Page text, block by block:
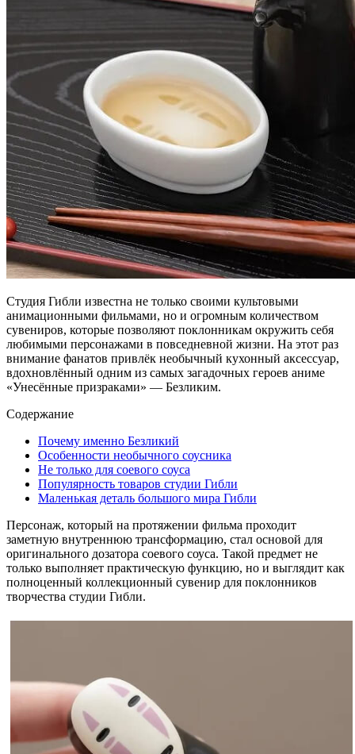
Студия Гибли известна не только своими культовыми
анимационными фильмами, но и огромным количеством
сувениров, которые позволяют поклонникам окружить себя
любимыми персонажами в повседневной жизни. На этот раз
внимание фанатов привлёк необычный кухонный аксессуар,
вдохновлённый одним из самых загадочных героев аниме
«Унесённые призраками» — Безликим.
Содержание
Почему именно Безликий
Особенности необычного соусника
Не только для соевого соуса
Популярность товаров студии Гибли
Маленькая деталь большого мира Гибли
Персонаж, который на протяжении фильма проходит
заметную внутреннюю трансформацию, стал основой для
оригинального дозатора соевого соуса. Такой предмет не
только выполняет практическую функцию, но и выглядит как
полноценный коллекционный сувенир для поклонников
творчества студии Гибли.